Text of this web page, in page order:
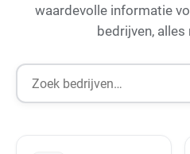
waardevolle informatie
bedrijven,